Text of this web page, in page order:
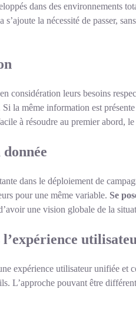
dans des environnements
la nécessité de passer,
considération leurs besoins
la même information est
à résoudre au premier abord,
dans le déploiement de
pour une même variable. Se
une vision globale de la
l’expérience
expérience utilisateur unifiée
L’approche pouvant être